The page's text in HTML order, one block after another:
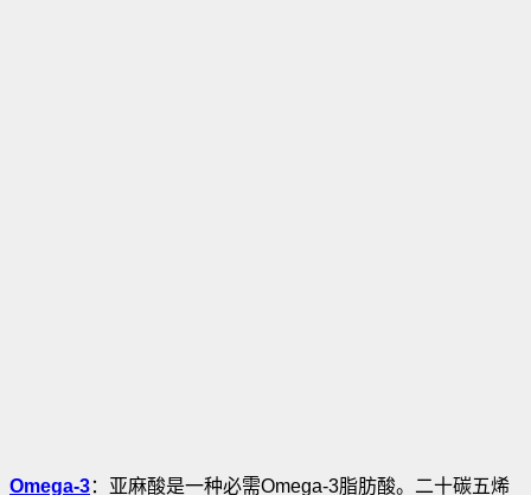
Omega-3：亚麻酸是一种必需Omega-3脂肪酸。二十碳五烯